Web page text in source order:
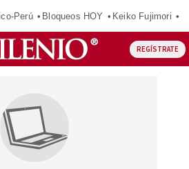
Perú Bloqueos HOY Keiko Fujimori
REGÍSTRATE